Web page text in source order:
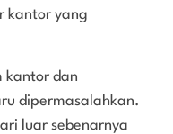
kantor yang
kantor dan
dipermasalahkan.
luar sebenarnya